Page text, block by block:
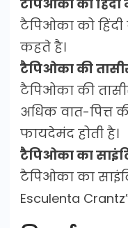
टैपिओका को हिंदी
टैपिओका को हिंदी
कहते है।
टैपिओका की
टैपिओका की
अधिक वात-पित्त
फायदेमंद होती है।
टैपिओका का
टैपिओका का
Esculenta